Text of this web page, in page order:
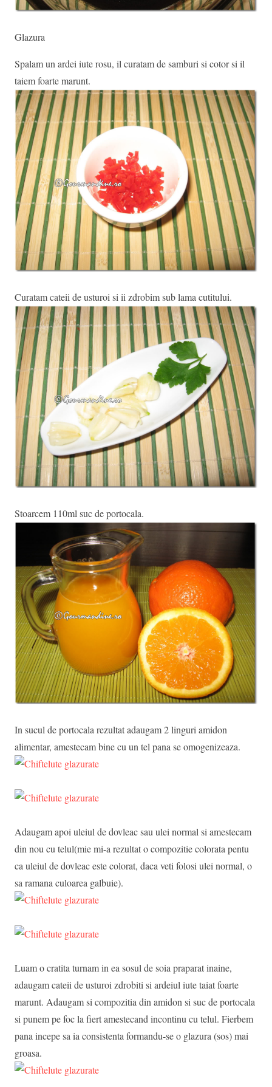
Glazura
Spalam un ardei iute rosu, il curatam de samburi si cotor si il
taiem foarte marunt.
Curatam cateii de usturoi si ii zdrobim sub lama cutitului.
Stoarcem 110ml suc de portocala.
In sucul de portocala rezultat adaugam 2 linguri amidon
alimentar, amestecam bine cu un tel pana se omogenizeaza.
Adaugam apoi uleiul de dovleac sau ulei normal si amestecam
din nou cu telul(mie mi-a rezultat o compozitie colorata pentu
ca uleiul de dovleac este colorat, daca veti folosi ulei normal, o
sa ramana culoarea galbuie).
Luam o cratita turnam in ea sosul de soia praparat inaine,
adaugam cateii de usturoi zdrobiti si ardeiul iute taiat foarte
marunt. Adaugam si compozitia din amidon si suc de portocala
si punem pe foc la fiert amestecand incontinu cu telul. Fierbem
pana incepe sa ia consistenta formandu-se o glazura (sos) mai
groasa.